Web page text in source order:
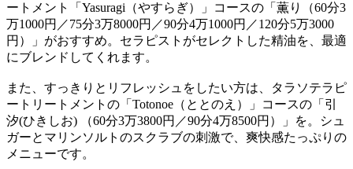
ートメント「Yasuragi（やすらぎ）」コースの「薫り（60分3
万1000円／75分3万8000円／90分4万1000円／120分5万3000
円）」がおすすめ。セラピストがセレクトした精油を、最適
にブレンドしてくれます。
また、すっきりとリフレッシュをしたい方は、タラソテラピ
ートリートメントの「Totonoe（ととのえ）」コースの「引
汐(ひきしお) （60分3万3800円／90分4万8500円）」を。シュ
ガーとマリンソルトのスクラブの刺激で、爽快感たっぷりの
メニューです。